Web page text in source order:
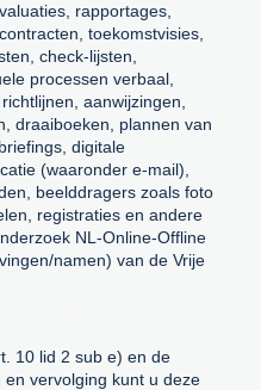
rapportages,
toekomstvisies,
check-lijsten,
processen verbaal,
aanwijzingen,
draaiboeken, plannen van
digitale
(waaronder e-mail),
beelddragers zoals foto
registraties en andere
NL-Online-Offline
namen) van de Vrije
10 lid 2 sub e) en de
vervolging kunt u deze